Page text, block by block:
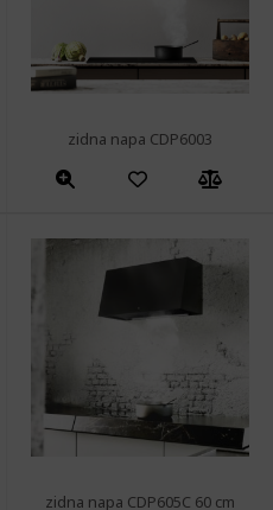
zidna napa CDP6003
zidna napa CDP605C 60 cm